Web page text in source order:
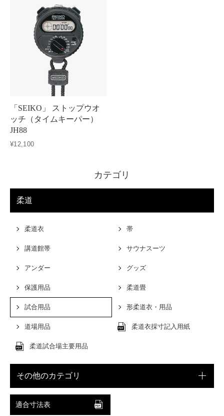
「SEIKO」 ストップウオ
ッチ（タイムキーパー）
JH88
¥12,100
カテゴリ
柔道
柔道衣 帯
講道館帯 サウナスーツ
アンダー グッズ
保護用品 柔道畳
試合用品 形柔道衣・用品
道場用品 柔道衣採寸記入用紙
柔道試合場主要用品
その他のカテゴリ
適合寸法表